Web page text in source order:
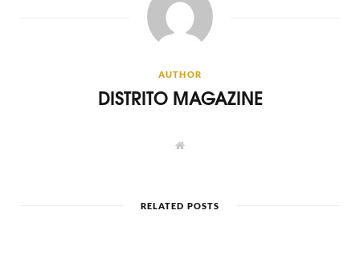
AUTHOR
DISTRITO MAGAZINE
W
e
RELATED POSTS